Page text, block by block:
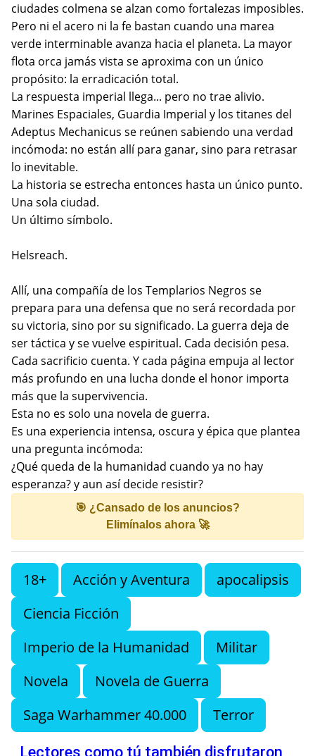
ciudades colmena se alzan como fortalezas imposibles.
Pero ni el acero ni la fe bastan cuando una marea
verde interminable avanza hacia el planeta. La mayor
flota orca jamás vista se aproxima con un único
propósito: la erradicación total.
La respuesta imperial llega... pero no trae alivio.
Marines Espaciales, Guardia Imperial y los titanes del
Adeptus Mechanicus se reúnen sabiendo una verdad
incómoda: no están allí para ganar, sino para retrasar
lo inevitable.
La historia se estrecha entonces hasta un único punto.
Una sola ciudad.
Un último símbolo.
Helsreach.
Allí, una compañía de los Templarios Negros se
prepara para una defensa que no será recordada por
su victoria, sino por su significado. La guerra deja de
ser táctica y se vuelve espiritual. Cada decisión pesa.
Cada sacrificio cuenta. Y cada página empuja al lector
más profundo en una lucha donde el honor importa
más que la supervivencia.
Esta no es solo una novela de guerra.
Es una experiencia intensa, oscura y épica que plantea
una pregunta incómoda:
¿Qué queda de la humanidad cuando ya no hay
esperanza? y aun así decide resistir?
🎯 ¿Cansado de los anuncios?
Elimínalos ahora 🚀
18+ Acción y Aventura
apocalipsis
Ciencia Ficción
Imperio de la Humanidad
Militar
Novela
Novela de Guerra
Saga Warhammer 40.000
Terror
Lectores como tú también disfrutaron